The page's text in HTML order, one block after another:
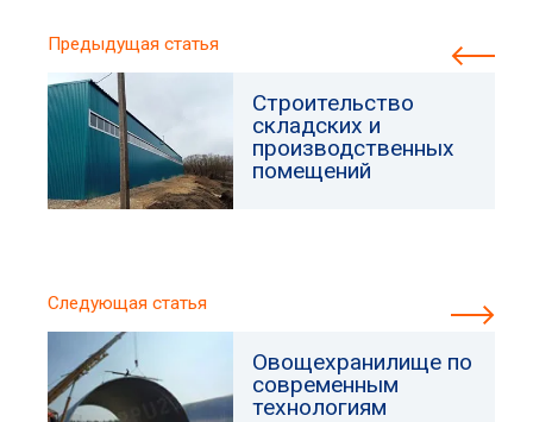
Предыдущая статья
Строительство
складских и
производственных
помещений
Следующая статья
Овощехранилище по
современным
технологиям